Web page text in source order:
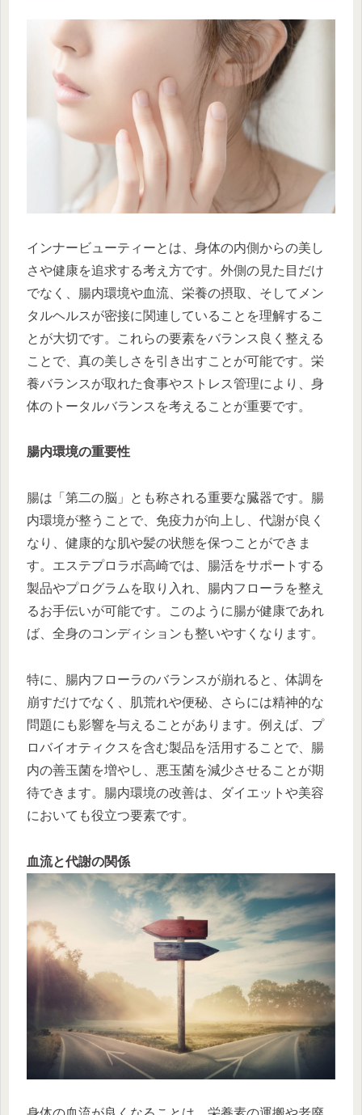
インナービューティーとは、身体の内側からの美し
さや健康を追求する考え方です。外側の見た目だけ
でなく、腸内環境や血流、栄養の摂取、そしてメン
タルヘルスが密接に関連していることを理解するこ
とが大切です。これらの要素をバランス良く整える
ことで、真の美しさを引き出すことが可能です。栄
養バランスが取れた食事やストレス管理により、身
体のトータルバランスを考えることが重要です。
腸内環境の重要性
腸は「第二の脳」とも称される重要な臓器です。腸
内環境が整うことで、免疫力が向上し、代謝が良く
なり、健康的な肌や髪の状態を保つことができま
す。エステプロラボ高崎では、腸活をサポートする
製品やプログラムを取り入れ、腸内フローラを整え
るお手伝いが可能です。このように腸が健康であれ
ば、全身のコンディションも整いやすくなります。
特に、腸内フローラのバランスが崩れると、体調を
崩すだけでなく、肌荒れや便秘、さらには精神的な
問題にも影響を与えることがあります。例えば、プ
ロバイオティクスを含む製品を活用することで、腸
内の善玉菌を増やし、悪玉菌を減少させることが期
待できます。腸内環境の改善は、ダイエットや美容
においても役立つ要素です。
血流と代謝の関係